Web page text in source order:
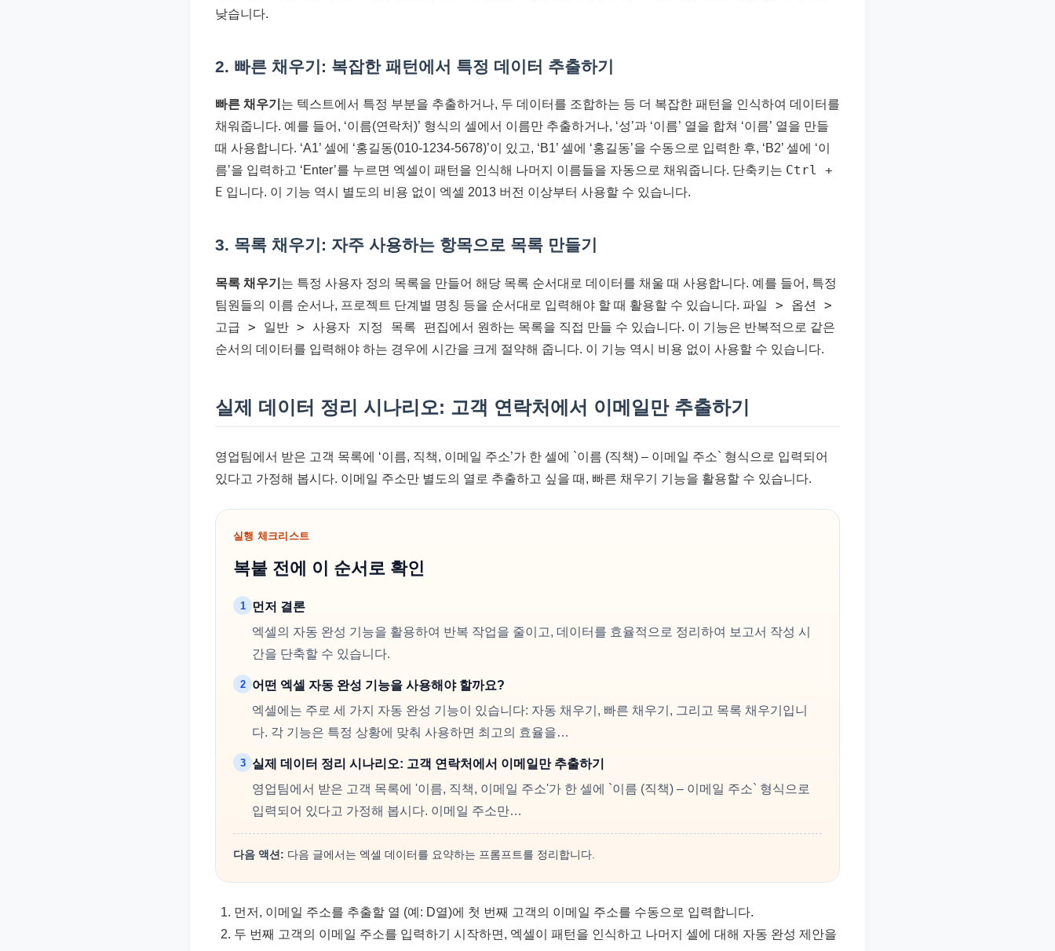
낮습니다.
2. 빠른 채우기: 복잡한 패턴에서 특정 데이터 추출하기
빠른 채우기 는 텍스트에서 특정 부분을 추출하거나, 두 데이터를 조합하는 등 더 복잡한 패턴을 인식하여 데이터를
채워줍니다. 예를 들어, ‘이름(연락처)’ 형식의 셀에서 이름만 추출하거나, ‘성’과 ‘이름’ 열을 합쳐 ‘이름’ 열을 만들
때 사용합니다. ‘A1’ 셀에 ‘홍길동(010-1234-5678)’이 있고, ‘B1’ 셀에 ‘홍길동’을 수동으로 입력한 후, ‘B2’ 셀에 ‘이
름’을 입력하고 ‘Enter’를 누르면 엑셀이 패턴을 인식해 나머지 이름들을 자동으로 채워줍니다. 단축키는 Ctrl +
E 입니다. 이 기능 역시 별도의 비용 없이 엑셀 2013 버전 이상부터 사용할 수 있습니다.
3. 목록 채우기: 자주 사용하는 항목으로 목록 만들기
목록 채우기 는 특정 사용자 정의 목록을 만들어 해당 목록 순서대로 데이터를 채울 때 사용합니다. 예를 들어, 특정
팀원들의 이름 순서나, 프로젝트 단계별 명칭 등을 순서대로 입력해야 할 때 활용할 수 있습니다. 파일 > 옵션 >
고급 > 일반 > 사용자 지정 목록 편집에서 원하는 목록을 직접 만들 수 있습니다. 이 기능은 반복적으로 같은
순서의 데이터를 입력해야 하는 경우에 시간을 크게 절약해 줍니다. 이 기능 역시 비용 없이 사용할 수 있습니다.
실제 데이터 정리 시나리오: 고객 연락처에서 이메일만 추출하기
영업팀에서 받은 고객 목록에 ‘이름, 직책, 이메일 주소’가 한 셀에 `이름 (직책) – 이메일 주소` 형식으로 입력되어
있다고 가정해 봅시다. 이메일 주소만 별도의 열로 추출하고 싶을 때, 빠른 채우기 기능을 활용할 수 있습니다.
실행 체크리스트
복붙 전에 이 순서로 확인
1
먼저 결론
엑셀의 자동 완성 기능을 활용하여 반복 작업을 줄이고, 데이터를 효율적으로 정리하여 보고서 작성 시
간을 단축할 수 있습니다.
2
어떤 엑셀 자동 완성 기능을 사용해야 할까요?
엑셀에는 주로 세 가지 자동 완성 기능이 있습니다: 자동 채우기, 빠른 채우기, 그리고 목록 채우기입니
다. 각 기능은 특정 상황에 맞춰 사용하면 최고의 효율을…
3
실제 데이터 정리 시나리오: 고객 연락처에서 이메일만 추출하기
영업팀에서 받은 고객 목록에 '이름, 직책, 이메일 주소'가 한 셀에 `이름 (직책) – 이메일 주소` 형식으로
입력되어 있다고 가정해 봅시다. 이메일 주소만…
다음 액션: 다음 글에서는 엑셀 데이터를 요약하는 프롬프트를 정리합니다.
먼저, 이메일 주소를 추출할 열 (예: D열)에 첫 번째 고객의 이메일 주소를 수동으로 입력합니다.
두 번째 고객의 이메일 주소를 입력하기 시작하면, 엑셀이 패턴을 인식하고 나머지 셀에 대해 자동 완성 제안을